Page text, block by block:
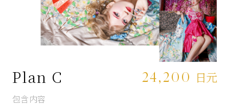
Plan C 24,200 日元
包含内容